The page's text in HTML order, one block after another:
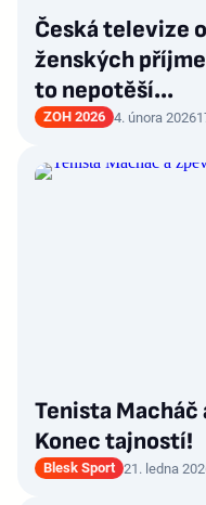
Česká televize
ženských
to nepotěší...
ZOH 2026 4. února 2026
Tenista Macháč
Konec tajností!
Blesk Sport 21. ledna